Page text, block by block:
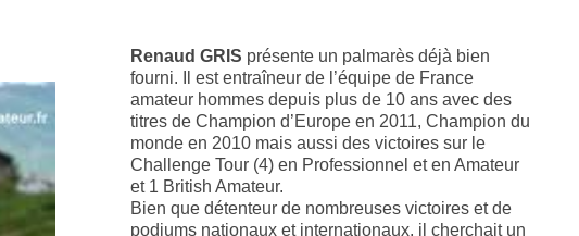
Renaud GRIS présenteun palmarès déjà bien
fourni. Il est entraîneur de l’équipe de France
amateur hommes depuis plus de 10 ansavec des
titres de Champion d’Europe en 2011, Champion du
monde en 2010 mais aussi des victoires sur le
Challenge Tour (4) en Professionnel et en Amateur
et 1 British Amateur.
Bien que détenteur de nombreuses victoires et de
podiums nationaux et internationaux, il cherchait un